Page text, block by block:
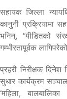
सहायक जिल्ला
कानुनी प्रक्रियामा
भनिन्, “पीडितको
गम्भीरतापूर्वक
प्रहरी निरीक्षक दिनेश
सुधार कार्यक्रम
‘महिला,